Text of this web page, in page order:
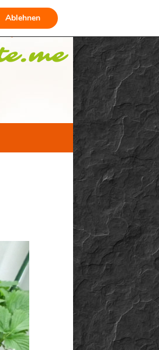
Ablehnen